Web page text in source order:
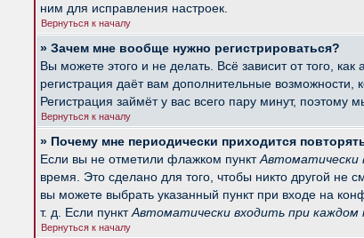
ним для исправления настроек.
Вернуться к началу
» Зачем мне вообще нужно регистрироваться?
Вы можете этого и не делать. Всё зависит от того,
регистрация даёт вам дополнительные
Регистрация займёт у вас всего пару минут, поэтому
Вернуться к началу
» Почему мне периодически приходится
Если вы не отметили флажком пунктАвтоматически
время. Это сделано для того, чтобы никто другой не
вы можете выбрать указанный пункт при входе на
т. д. Если пунктАвтоматически входить при каждом
Вернуться к началу